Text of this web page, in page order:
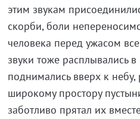
этим звукам
скорби, боли
человека перед ужасом
звуки тоже расплывались
поднимались вверх к небу,
широкому простору
заботливо прятал их